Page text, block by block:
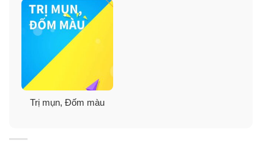
Thành phần sáp lăn mụn đầu đen
So’Natural Red Peel Clear Stick
Chiết xuất AHA (Alpha Hydroxy Acid)
Acid thường xuất hiện trong các loại trái cây, thực vật,
động vật… Có khả năng trị mụn hiệu quả, loại trừ mụn
đầu đen nhanh chóng, bã nhờn và tế bào chết một cách
Chiết xuất BHA (Beta Hydroxy Acid)
Trị mụn, Đốm màu